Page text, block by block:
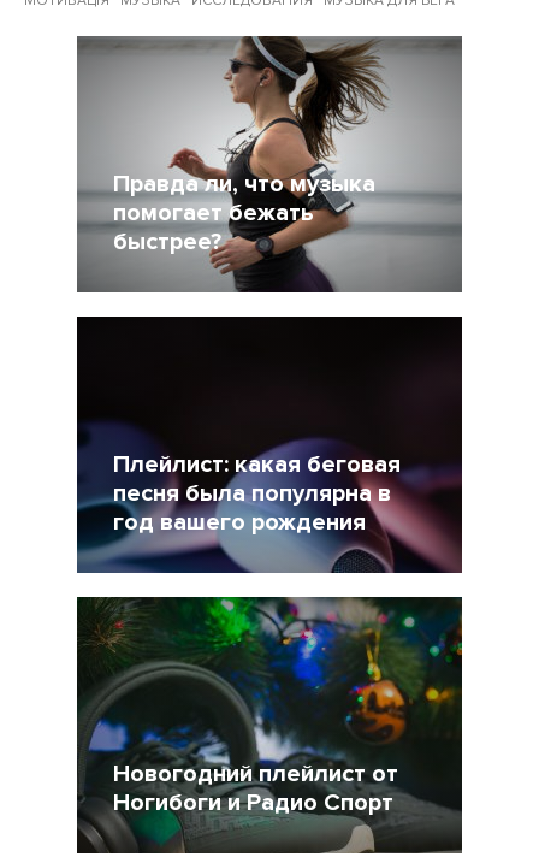
Другие статьи по темам
Правда ли, что музыка
помогает бежать
быстрее?
Плейлист: какая беговая
песня была популярна в
год вашего рождения
Новогодний плейлист от
Ногибоги и Радио Спорт